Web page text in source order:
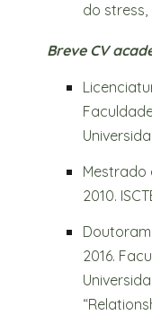
do stress,
Breve CV
Mestrado
2010.
2016.